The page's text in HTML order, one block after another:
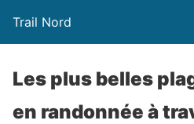
Trail Nord
Les plus belles
en randonnée à